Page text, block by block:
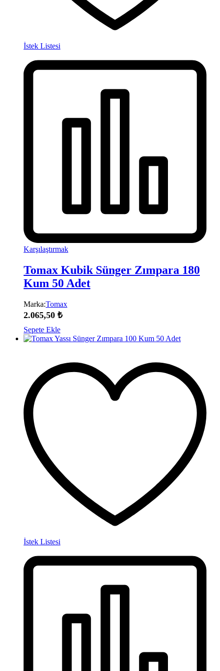
İstek Listesi
Karşılaştırmak
Tomax Kubik Sünger Zımpara 180
Kum 50 Adet
Marka:Tomax
2.065,50 ₺
Sepete Ekle
İstek Listesi